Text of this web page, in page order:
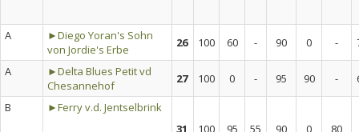
A
►Diego Yoran's Sohn
von Jordie's Erbe
26 100 60 - 90 0 -
A
►Delta Blues Petit vd
Chesannehof
27 100 0 - 95 90 -
B
►Ferry v.d. Jentselbrink
31
100 95 55 90 0 80